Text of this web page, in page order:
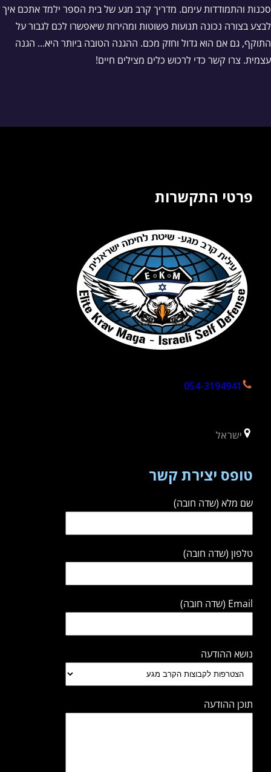
סכנות והתמודדות עימם. מדריך קרב מגע של בית הספר ילמד אתכם איך
לבצע בצורה נכונה תנועות פשוטות ומהירות שיאפשרו לכם לגבור על
התוקף, גם אם הוא גדול וחזק מכם. ההגנה הטובה ביותר היא… הגנה
עצמית. צרו קשר כדי לרכוש כלים מצילים חיים!
פרטי התקשרות
054-3194941
ישראל
טופס יצירת קשר
שם מלא (שדה חובה)
טלפון (שדה חובה)
Email (שדה חובה)
נושא ההודעה
תוכן ההודעה